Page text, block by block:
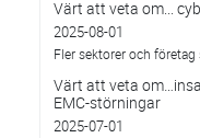
Värt att veta om...
2025-08-01
Fler sektorer och
Värt att veta
EMC-störningar
2025-07-01